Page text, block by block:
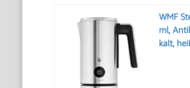
WMF
ml,
kalt,